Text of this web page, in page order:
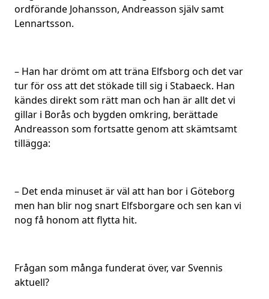
ordförande Johansson, Andreasson själv samt
Lennartsson.
– Han har drömt om att träna Elfsborg och det var
tur för oss att det stökade till sig i Stabaeck. Han
kändes direkt som rätt man och han är allt det vi
gillar i Borås och bygden omkring, berättade
Andreasson som fortsatte genom att skämtsamt
tillägga:
– Det enda minuset är väl att han bor i Göteborg
men han blir nog snart Elfsborgare och sen kan vi
nog få honom att flytta hit.
Frågan som många funderat över, var Svennis
aktuell?